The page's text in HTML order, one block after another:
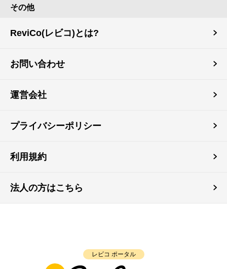
その他
ReviCo(レビコ)とは?
お問い合わせ
運営会社
プライバシーポリシー
利用規約
法人の方はこちら
レビコ ポータル